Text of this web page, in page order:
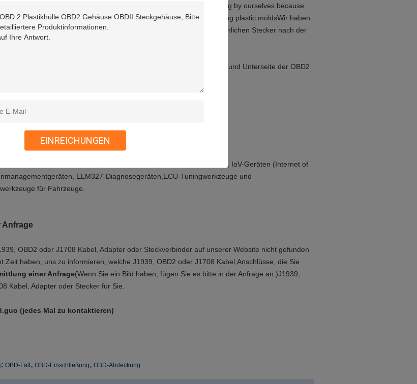
EINREICHUNGEN
mold of the OBD2 OBDII enclosure and the OBD2 OBDII male plug by ourselves because
of machines and equipments and an excellent team of staff for making plastic moldsWir haben
die diese OBD2 OBDII Gehäuse und die OBD2 OBDII männlichen Stecker nach der
können.
Gehäuse ist mit Schnaps und Press-Fit-Stil. Drücken Sie die Ober- und Unterseite der OBD2
Gehäuse kann zur Montage von Telematikgeräten, M2M-Geräten, IoV-Geräten (Internet of
ELM327-Diagnosegeräten,ECU-Tuningwerkzeuge und
für Fahrzeuge.
Anfrage
OBD2 oder J1708 Kabel, Adapter oder Steckverbinder auf unserer Website nicht gefunden
Zeit haben, uns zu informieren, welche J1939, OBD2 oder J1708 Kabel,Anschlüsse, die Sie
einer Anfrage(Wenn Sie ein Bild haben, fügen Sie es bitte in der Anfrage an.)J1939,
Kabel, Adapter oder Stecker für Sie.
(jedes Mal zu kontaktieren)
OBD-Fall , OBD-Einschließung, OBD-Abdeckung